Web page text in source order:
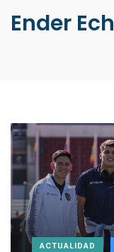
Ender
ACTUALIDAD